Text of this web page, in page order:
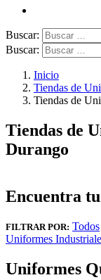
Buscar:
Buscar:
Inicio
Tiendas de
Tiendas de
Tiendas de
Durango
Encuentra
FILTRAR POR: Todos
Uniformes
Uniformes